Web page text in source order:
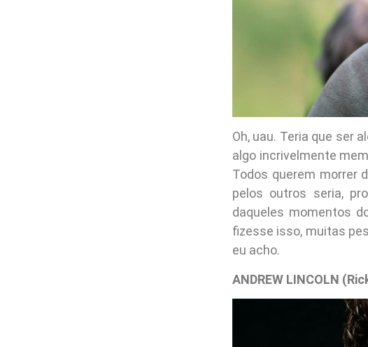
Oh, uau. Teria que ser
algo incrivelmente
Todos querem morrer
pelos outros seria,
daqueles momentos
fizesse isso, muitas
eu acho.
ANDREW LINCOLN